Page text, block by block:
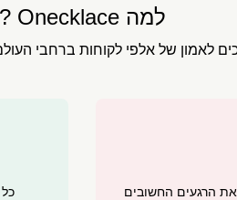
למה Onecklace ?
לאמון של אלפי לקוחות ברחבי העולם
הרגעים החשובים